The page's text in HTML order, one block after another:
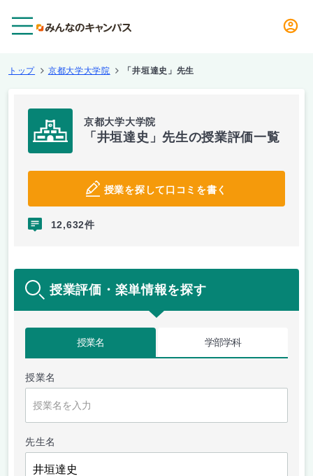
トップ 京都大学大学院 「井垣達史」先生
京都大学大学院
「井垣達史」先生の授業評価一覧
授業を探して口コミを書く
12,632件
授業評価・楽単情報を探す
授業名 学部学科
授業名
先生名